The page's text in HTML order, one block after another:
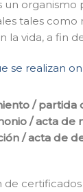
un
tales
vida, a fin
se realizan
/ partida
/ acta de
/ acta de